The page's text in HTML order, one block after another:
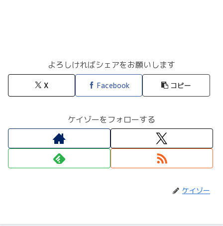
よろしければシェアをお願いします
X Facebook コピー
ケイゾーをフォローする
ケイゾー